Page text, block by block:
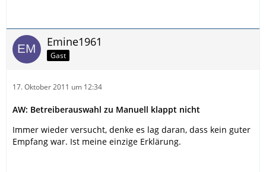
Emine1961
Gast
17. Oktober 2011 um 12:34
AW: Betreiberauswahl zu Manuell klappt nicht
Immer wieder versucht, denke es lag daran, dass kein guter
Empfang war. Ist meine einzige Erklärung.